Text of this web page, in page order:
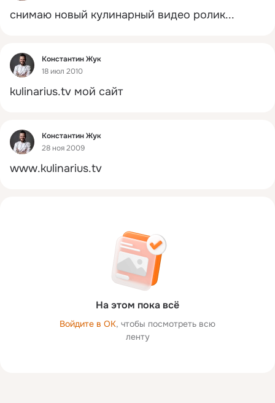
снимаю новый кулинарный видео ролик...
Фид
Константин Жук
18 июл 2010
kulinarius.tv мой сайт
Фид
Константин Жук
28 ноя 2009
www.kulinarius.tv
На этом пока всё
Войдите в ОК, чтобы посмотреть всю
ленту